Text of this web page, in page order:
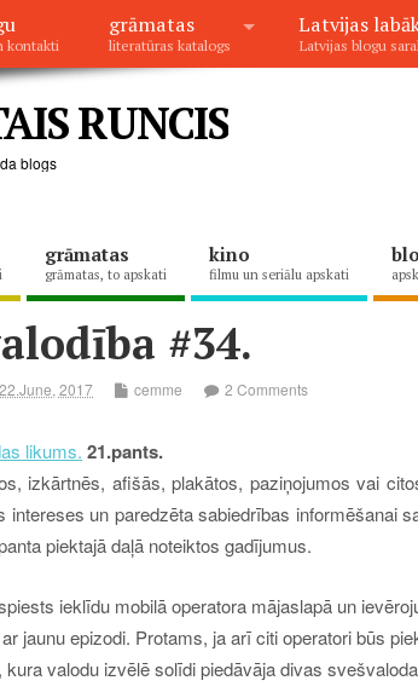
kontakti
grāmatas
literatūras katalogs
Latvijas
Latvijas blogu
RUNCIS
blogs
grāmatas
grāmatas, to apskati
kino
filmu un seriālu apskati
#34.
22.June, 2017 cemme 2 Comments
likums. 21.pants.
izkārtnēs, afišās, plakātos, paziņojumos vai
intereses un paredzēta sabiedrības informēšanai
piektajā daļā noteiktos gadījumus.
ieklīdu mobilā operatora mājaslapā un
jaunu epizodi. Protams, ja arī citi operatori būs
kura valodu izvēlē solīdi piedāvāja divas